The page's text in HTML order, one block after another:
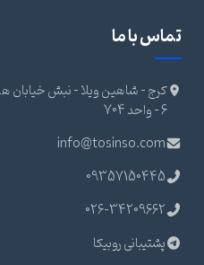
تماس با ما
کرج - شاهین ویلا - نبش خیابان
6 - واحد 704
info@tosinso.com
09357150445
026-34209662
پشتیبانی روبیکا